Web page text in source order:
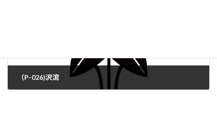
（P-026)沢瀉